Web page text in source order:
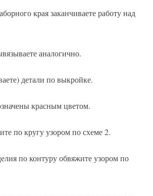
края заканчиваете работу над
аналогично.
детали по выкройке.
красным цветом.
по кругу узором по схеме 2.
по контуру обвяжите узором по